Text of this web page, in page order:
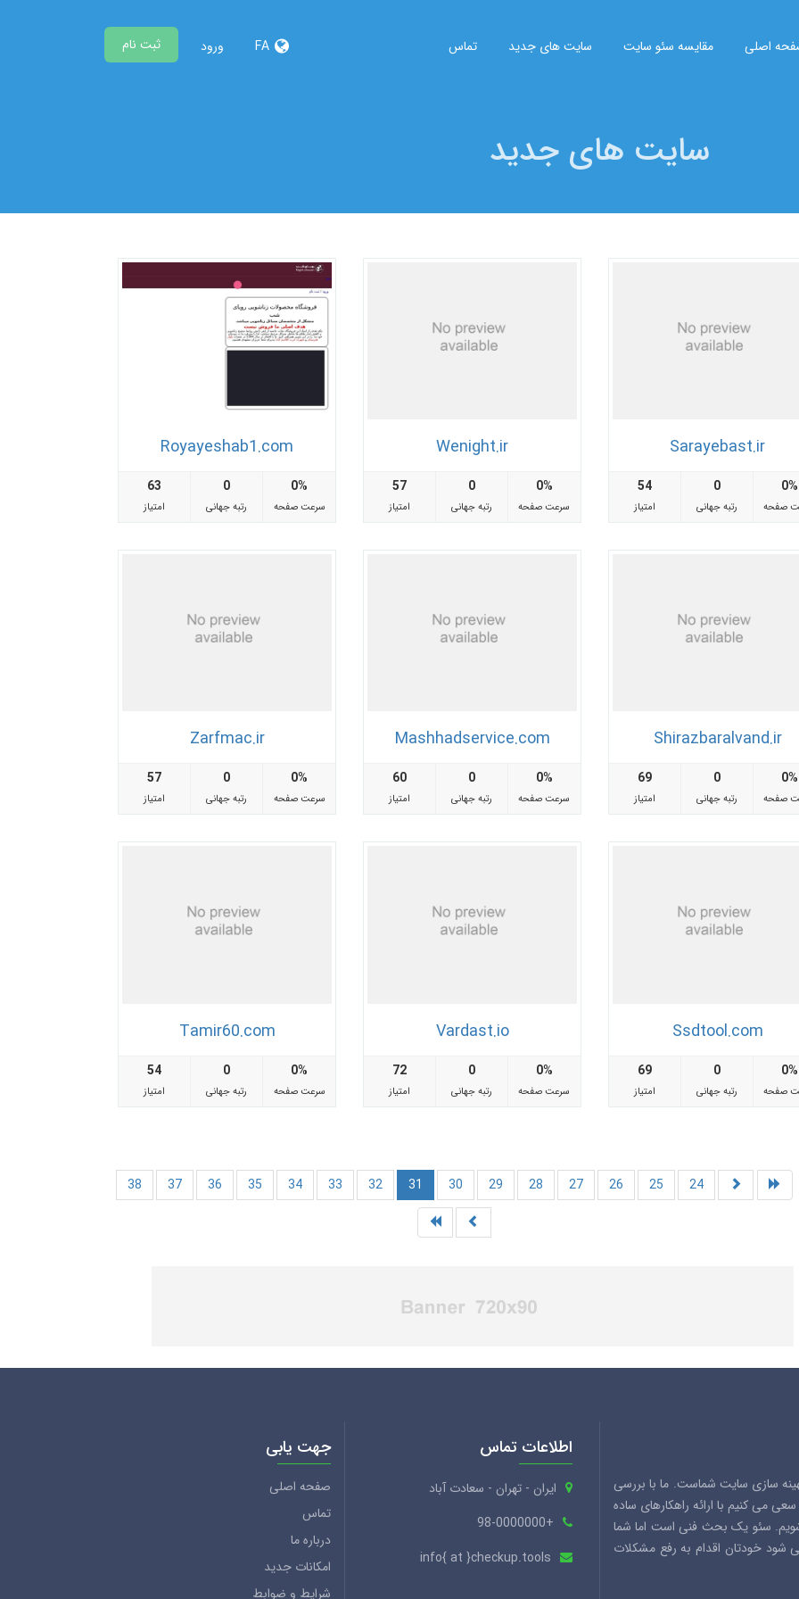
اصلی مقایسه سئو سایت سایت های جدید تماس FA ورود ثبت نام
سایت های جدید
Sarayebast.ir
54
امتیاز
0
رتبه جهانی
0%
صفحه
Wenight.ir
57
امتیاز
0
رتبه جهانی
0%
سرعت صفحه
Royayeshab1.com
63
امتیاز
0
رتبه جهانی
0%
سرعت صفحه
Shirazbaralvand.ir
69
امتیاز
0
رتبه جهانی
0%
صفحه
Mashhadservice.com
60
امتیاز
0
رتبه جهانی
0%
سرعت صفحه
Zarfmac.ir
57
امتیاز
0
رتبه جهانی
0%
سرعت صفحه
Ssdtool.com
69
امتیاز
0
رتبه جهانی
0%
صفحه
Vardast.io
72
امتیاز
0
رتبه جهانی
0%
سرعت صفحه
Tamir60.com
54
امتیاز
0
رتبه جهانی
0%
سرعت صفحه
24
25
26
27
28
29
30
31
32
33
34
35
36
37
38
سازی سایت شماست. ما با بررسی
می کنیم با ارائه راهکارهای ساده
سئو یک بحث فنی است اما شما
شود خودتان اقدام به رفع مشکلات
اطلاعات تماس
ایران - تهران - سعادت آباد
+98-0000000
info{ at }checkup.tools
جهت یابی
صفحه اصلی
تماس
درباره ما
امکانات جدید
شرایط و ضوابط